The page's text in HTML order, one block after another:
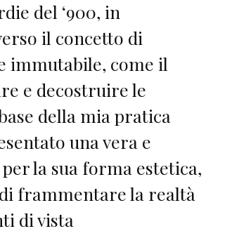
del ‘900, in
il concetto di
immutabile, come il
e decostruire le
della mia pratica
una vera e
la sua forma estetica,
frammentare la realtà
di vista